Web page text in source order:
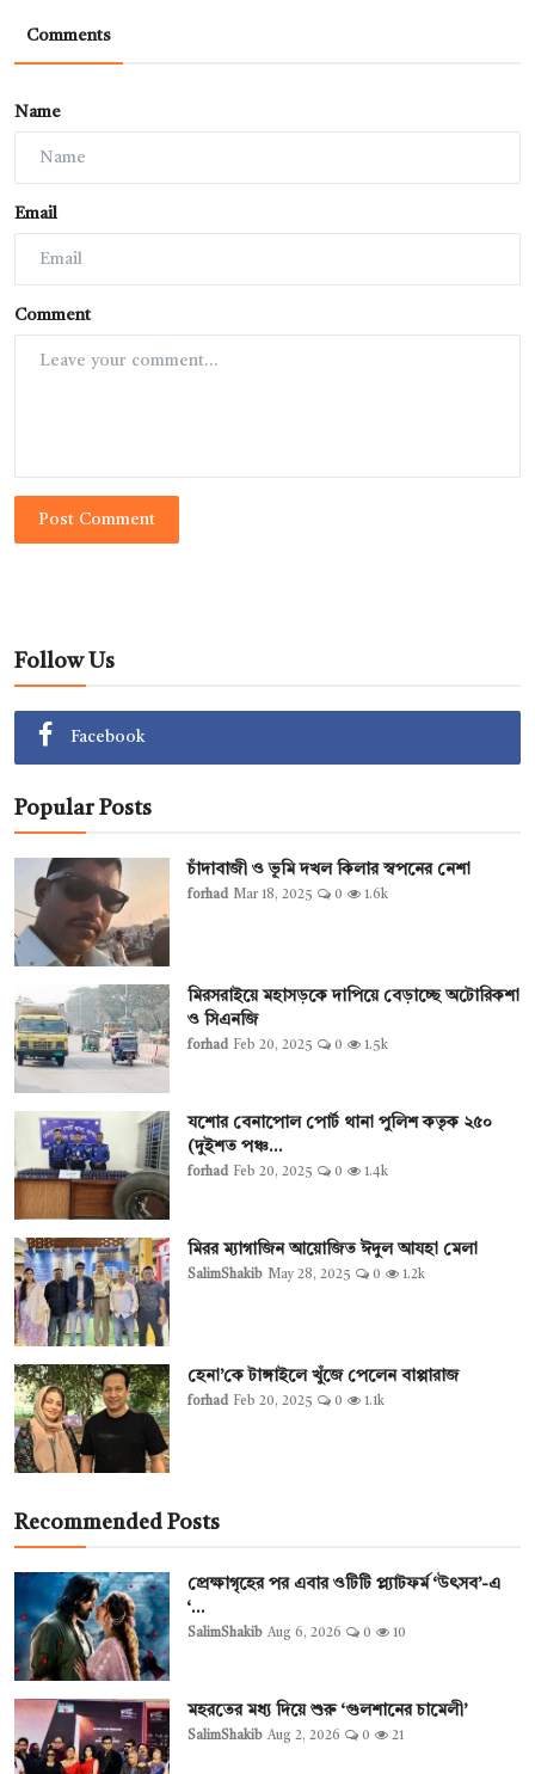
Comments
Name
Email
Comment
Post Comment
Follow Us
Facebook
Popular Posts
চাঁদাবাজী ও ভূমি দখল কিলার স্বপনের নেশা
forhad Mar 18, 2025 0 1.6k
মিরসরাইয়ে মহাসড়কে দাপিয়ে বেড়াচ্ছে অটোরিকশা
ও সিএনজি
forhad Feb 20, 2025 0 1.5k
যশোর বেনাপোল পোর্ট থানা পুলিশ কতৃক ২৫০
(দুইশত পঞ্চ...
forhad Feb 20, 2025 0 1.4k
মিরর ম্যাগাজিন আয়োজিত ঈদুল আযহা মেলা
SalimShakib May 28, 2025 0 1.2k
হেনা’কে টাঙ্গাইলে খুঁজে পেলেন বাপ্পারাজ
forhad Feb 20, 2025 0 1.1k
Recommended Posts
প্রেক্ষাগৃহের পর এবার ওটিটি প্ল্যাটফর্ম ‘উৎসব’-এ
‘...
SalimShakib Aug 6, 2026 0 10
মহরতের মধ্য দিয়ে শুরু ‘গুলশানের চামেলী’
SalimShakib Aug 2, 2026 0 21